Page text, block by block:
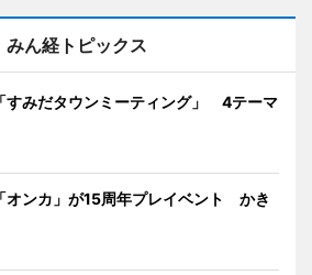
みん経トピックス
すみだタウンミーティング」 4テーマ
オンカ」が15周年プレイベント かき